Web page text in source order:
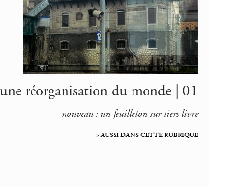
une réorganisation du monde | 01
nouveau : un feuilleton sur tiers livre
–> AUSSI DANS CETTE RUBRIQUE